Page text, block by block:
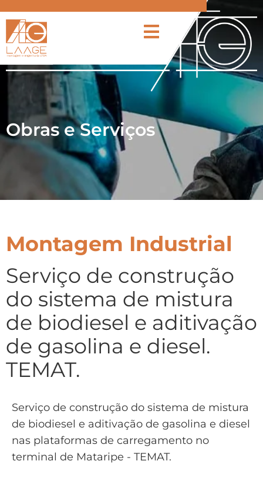
Obras e Serviços
Montagem Industrial
Serviço de construção
do sistema de mistura
de biodiesel e aditivação
de gasolina e diesel.
TEMAT.
Serviço de construção do sistema de mistura
de biodiesel e aditivação de gasolina e diesel
nas plataformas de carregamento no
terminal de Mataripe - TEMAT.